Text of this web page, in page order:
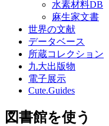
水素材料DB
麻生家文書
世界の文献
データベース
所蔵コレクション
九大出版物
電子展示
Cute.Guides
図書館を使う